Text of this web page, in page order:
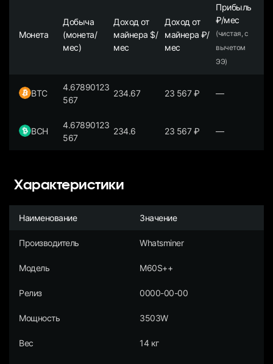
Монета
Добыча
(монета/
мес)
Доход от
майнера $/
мес
Доход от
майнера ₽/
мес
Прибыль
₽/мес
(чистая, с
вычетом
ЭЭ)
BTC
4.67890123
567
234.67 23 567₽ —
BCH
4.67890123
567
234.6 23 567₽ —
Характеристики
Наименование Значение
Производитель Whatsminer
Модель M60S++
Релиз 0000-00-00
Мощность 3503W
Вес 14 кг